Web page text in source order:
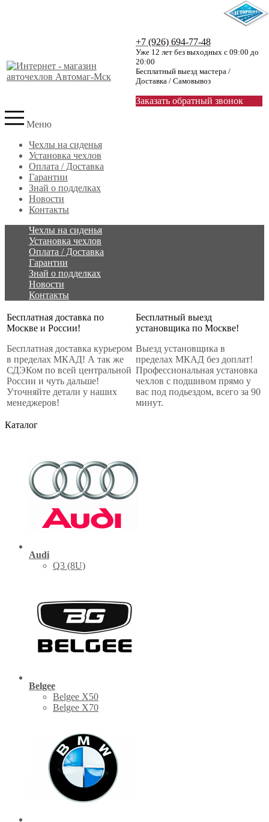
+7 (926) 694-77-48
Уже 12 лет без выходных с 09:00 до
20:00
Бесплатный выезд мастера /
Доставка / Самовывоз
Заказать обратный звонок
Меню
Чехлы на сиденья
Установка чехлов
Оплата / Доставка
Гарантии
Знай о подделках
Новости
Контакты
Чехлы на сиденья
Установка чехлов
Оплата / Доставка
Гарантии
Знай о подделках
Новости
Контакты
Бесплатная доставка по
Москве и России!
Бесплатная доставка курьером
в пределах МКАД! А так же
СДЭКом по всей центральной
России и чуть дальше!
Уточняйте детали у наших
менеджеров!
Бесплатный выезд
установщика по Москве!
Выезд установщика в
пределах МКАД без доплат!
Профессиональная установка
чехлов с подшивом прямо у
вас под подьездом, всего за 90
минут.
Каталог
Audi
Q3 (8U)
Belgee
Belgee X50
Belgee X70